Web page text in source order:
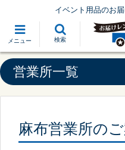
メニュー 検索
イベント用品のお
営業所一覧
麻布営業所の